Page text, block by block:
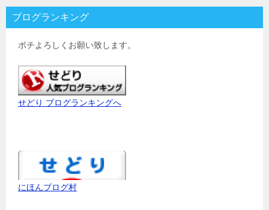
ブログランキング
ポチよろしくお願い致します。
せどり ブログランキングへ
にほんブログ村